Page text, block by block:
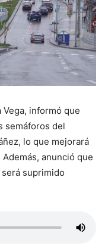
informó que
semáforos del
lo que mejorará
anunció que
suprimido